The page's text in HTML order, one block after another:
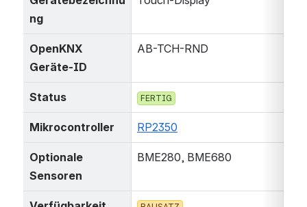
ng
OpenKNX
Geräte-ID
AB-TCH-RND
Status FERTIG
Mikrocontroller RP2350
Optionale
Sensoren
BME280, BME680